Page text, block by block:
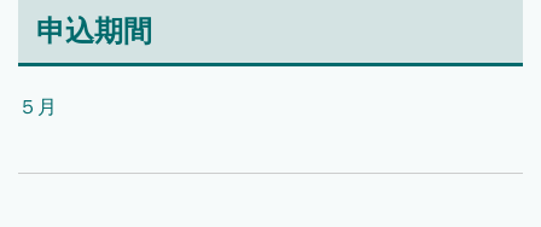
申込期間
５月